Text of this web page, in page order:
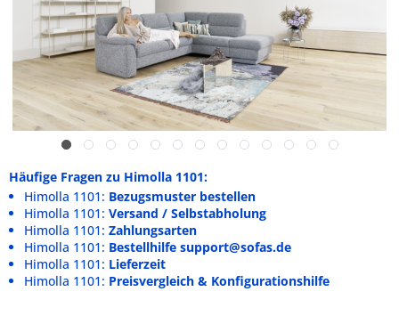
Häufige Fragen zu Himolla 1101:
Himolla 1101: Bezugsmuster bestellen
Himolla 1101: Versand / Selbstabholung
Himolla 1101: Zahlungsarten
Himolla 1101: Bestellhilfe support@sofas.de
Himolla 1101: Lieferzeit
Himolla 1101: Preisvergleich & Konfigurationshilfe